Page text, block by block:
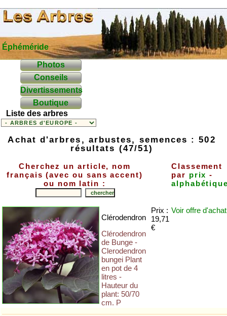
Éphéméride
Photos
Conseils
Divertissements
Boutique
Liste des arbres
Achat d'arbres, arbustes, semences : 502
résultats (47/51)
Cherchez un article, nom
français (avec ou sans accent)
ou nom latin :
Classement
par prix -
Clérodendron
Clérodendron
de Bunge -
Clerodendron
bungei Plant
en pot de 4
litres -
Hauteur du
plant: 50/70
cm. P
Prix :
19,71
€
Voir offre d'achat